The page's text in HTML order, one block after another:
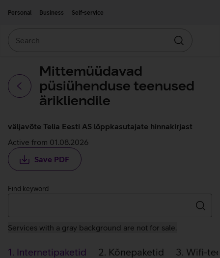
Personal
Business Self-service
Search
Back
Mittemüüdavad
püsiühenduse teenused
ärikliendile
väljavõte Telia Eesti AS lõppkasutajate hinnakirjast
Active from 01.08.2026
Save PDF
Find keyword
Services with a gray background are not for sale.
1. Internetipaketid 2. Kõnepaketid 3. Wifi-